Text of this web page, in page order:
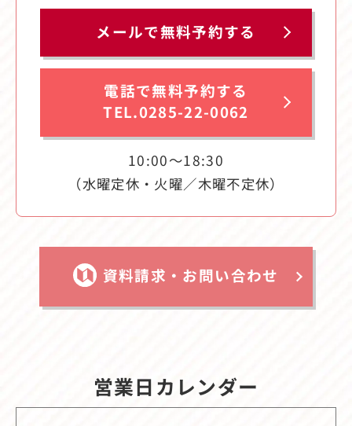
メールで無料予約する
電話で無料予約する
TEL.0285-22-0062
10:00〜18:30
（水曜定休・火曜／木曜不定休）
資料請求・お問い合わせ
営業日カレンダー